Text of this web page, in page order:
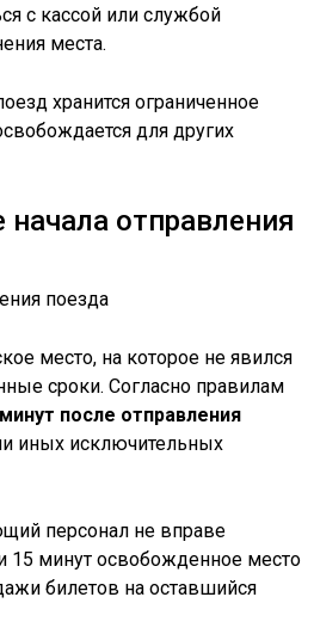
с кассой или службой
места.
хранится ограниченное
для других
отправления
место, на которое не явился
сроки. Согласно правилам
после отправления
иных исключительных
персонал не вправе
15 минут освобожденное место
билетов на оставшийся